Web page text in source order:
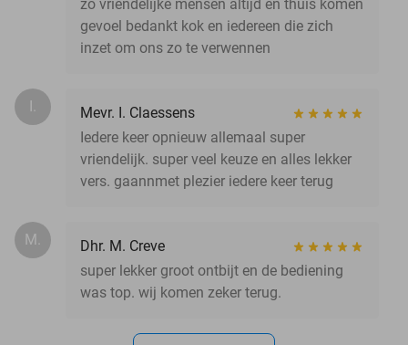
zo vriendelijke mensen altijd en thuis komen
gevoel bedankt kok en iedereen die zich
inzet om ons zo te verwennen
I.
Mevr. I. Claessens
Iedere keer opnieuw allemaal super
vriendelijk. super veel keuze en alles lekker
vers. gaannmet plezier iedere keer terug
M.
Dhr. M. Creve
super lekker groot ontbijt en de bediening
was top. wij komen zeker terug.